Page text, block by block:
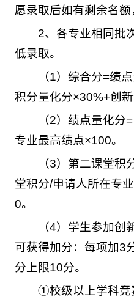
愿录取后如有剩余名额
2、各专业相同批
低录取。
（1）综合分=绩
积分量化分×30%+创新
（2）绩点量化分
专业最高绩点×100。
（3）第二课堂积
堂积分/申请人所在专
0。
（4）学生参加创
可获得加分：每项加3
分上限10分。
①校级以上学科竞